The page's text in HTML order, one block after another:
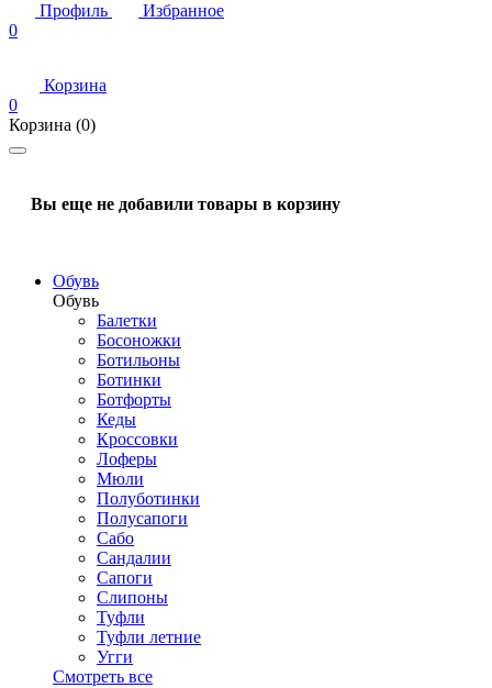
Профиль
Избранное
0
Корзина
0
Корзина (0)
Вы еще не добавили товары в корзину
Обувь
Обувь
Балетки
Босоножки
Ботильоны
Ботинки
Ботфорты
Кеды
Кроссовки
Лоферы
Мюли
Полуботинки
Полусапоги
Сабо
Сандалии
Сапоги
Слипоны
Туфли
Туфли летние
Угги
Смотреть все